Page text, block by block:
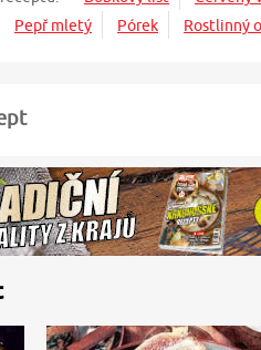
Pepř mletý Pórek Rostlinný